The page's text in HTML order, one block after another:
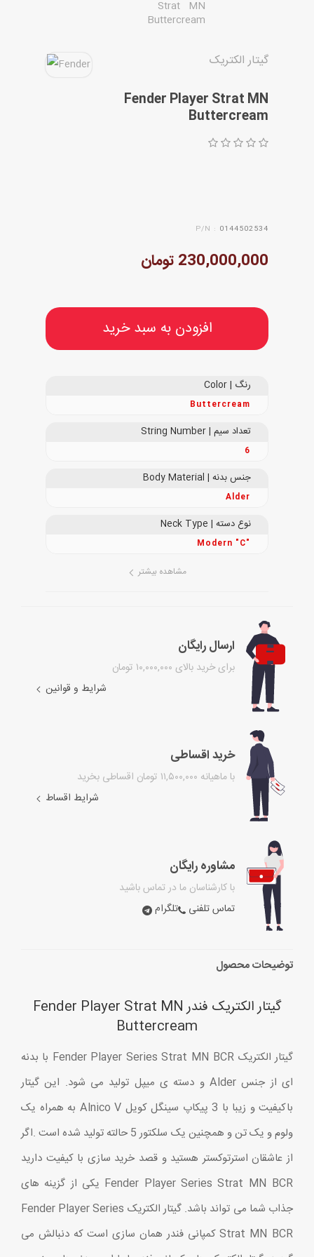
گیتار الکتریک
Fender Player Strat MN
Buttercream
P/N : 0144502534
230,000,000 تومان
افزودن به سبد خرید
رنگ | Color
Buttercream
تعداد سیم | String Number
6
جنس بدنه | Body Material
Alder
نوع دسته | Neck Type
Modern "C"
مشاهده بیشتر
ارسال رایگان
برای خرید بالای ۱۰,۰۰۰,۰۰۰ تومان
شرایط و قوانین
خرید اقساطی
با ماهیانه ۱۱,۵۰۰,۰۰۰ تومان اقساطی بخرید
شرایط اقساط
مشاوره رایگان
با کارشناسان ما در تماس باشید
تماس تلفنی
تلگرام
توضیحات محصول
گیتار الکتریک فندر Fender Player Strat MN
Buttercream
گیتار الکتریک Fender Player Series Strat MN BCR با بدنه
ای از جنس Alder و دسته ی میپل تولید می شود. این گیتار
باکیفیت و زیبا با 3 پیکاپ سینگل کویل Alnico V به همراه یک
ولوم و یک تن و همچنین یک سلکتور 5 حالته تولید شده است .اگر
از عاشقان استرتوکستر هستید و قصد خرید سازی با کیفیت دارید
Fender Player Series Strat MN BCR یکی از گزینه های
جذاب شما می تواند باشد. گیتار الکتریک Fender Player Series
Strat MN BCR کمپانی فندر همان سازی است که دنبالش می